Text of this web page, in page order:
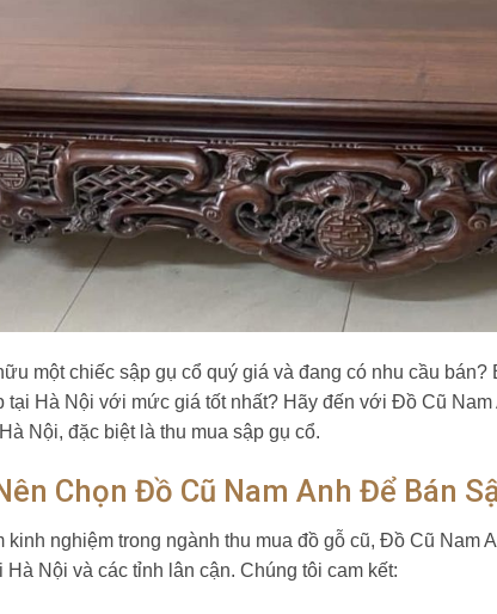
một chiếc sập gụ cổ quý giá và đang có nhu cầu
tại Hà Nội với mức giá tốt nhất? Hãy đến với Đồ Cũ
Nội, đặc biệt là thu mua sập gụ cổ.
Chọn Đồ Cũ Nam Anh Để Bán
kinh nghiệm trong ngành thu mua đồ gỗ cũ, Đồ Cũ Nam
Hà Nội và các tỉnh lân cận. Chúng tôi cam kết: